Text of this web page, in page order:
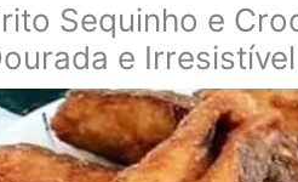
Sequinho e
e Irresistível